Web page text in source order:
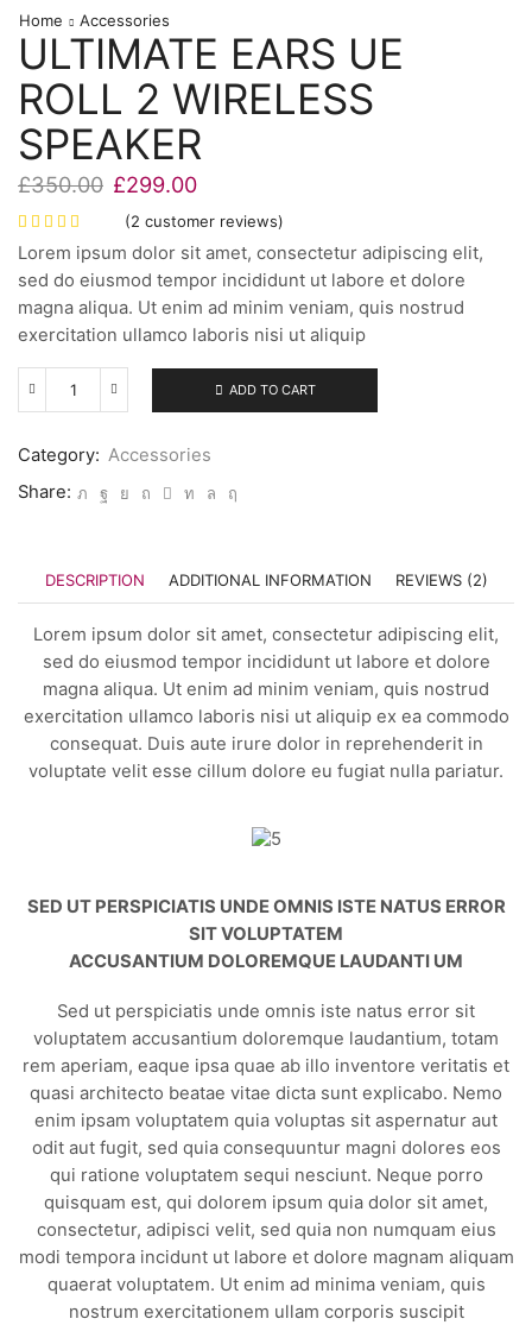
Home Accessories
ULTIMATE EARS UE
ROLL 2 WIRELESS
SPEAKER
£350.00 £299.00
(2 customer reviews)
Lorem ipsum dolor sit amet, consectetur adipiscing elit,
sed do eiusmod tempor incididunt ut labore et dolore
magna aliqua. Ut enim ad minim veniam, quis nostrud
exercitation ullamco laboris nisi ut aliquip
Ultimate
ROLL
Wireless
ADD TO CART
Category: Accessories
Share:
DESCRIPTION ADDITIONAL INFORMATION REVIEWS (2)
Lorem ipsum dolor sit amet, consectetur adipiscing elit,
sed do eiusmod tempor incididunt ut labore et dolore
magna aliqua. Ut enim ad minim veniam, quis nostrud
exercitation ullamco laboris nisi ut aliquip ex ea commodo
consequat. Duis aute irure dolor in reprehenderit in
voluptate velit esse cillum dolore eu fugiat nulla pariatur.
SED UT PERSPICIATIS UNDE OMNIS ISTE NATUS ERROR
SIT VOLUPTATEM
ACCUSANTIUM DOLOREMQUE LAUDANTI UM
Sed ut perspiciatis unde omnis iste natus error sit
voluptatem accusantium doloremque laudantium, totam
rem aperiam, eaque ipsa quae ab illo inventore veritatis et
quasi architecto beatae vitae dicta sunt explicabo. Nemo
enim ipsam voluptatem quia voluptas sit aspernatur aut
odit aut fugit, sed quia consequuntur magni dolores eos
qui ratione voluptatem sequi nesciunt. Neque porro
quisquam est, qui dolorem ipsum quia dolor sit amet,
consectetur, adipisci velit, sed quia non numquam eius
modi tempora incidunt ut labore et dolore magnam aliquam
quaerat voluptatem. Ut enim ad minima veniam, quis
nostrum exercitationem ullam corporis suscipit